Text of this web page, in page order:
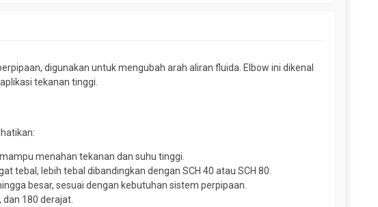
digunakan untuk mengubah arah aliran fluida. Elbow ini dikenal
tekanan tinggi.
menahan tekanan dan suhu tinggi.
tebal, lebih tebal dibandingkan dengan SCH 40 atau SCH 80.
besar, sesuai dengan kebutuhan sistem perpipaan.
180 derajat.